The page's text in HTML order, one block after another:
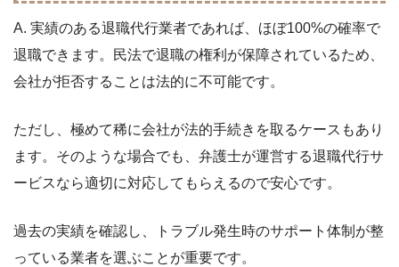
A. 実績のある退職代行業者であれば、ほぼ100%の確率で
退職できます。民法で退職の権利が保障されているため、
会社が拒否することは法的に不可能です。
ただし、極めて稀に会社が法的手続きを取るケースもあり
ます。そのような場合でも、弁護士が運営する退職代行サ
ービスなら適切に対応してもらえるので安心です。
過去の実績を確認し、トラブル発生時のサポート体制が整
っている業者を選ぶことが重要です。